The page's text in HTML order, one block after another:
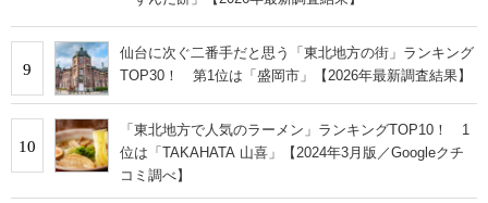
9
仙台に次ぐ二番手だと思う「東北地方の街」ランキング
TOP30！ 第1位は「盛岡市」【2026年最新調査結果】
10
「東北地方で人気のラーメン」ランキングTOP10！ 1
位は「TAKAHATA 山喜」【2024年3月版／Googleクチ
コミ調べ】